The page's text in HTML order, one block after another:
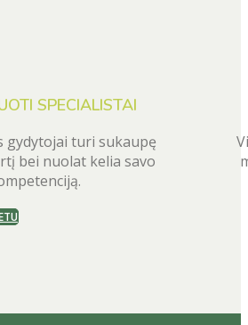
SPECIALISTAI
gydytojai turi sukaupę
bei nuolat kelia savo